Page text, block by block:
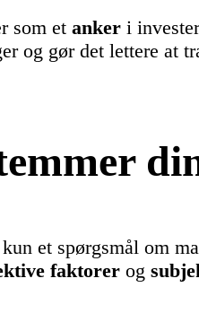
som et anker i
og gør det lettere at
et spørgsmål om
faktorer og